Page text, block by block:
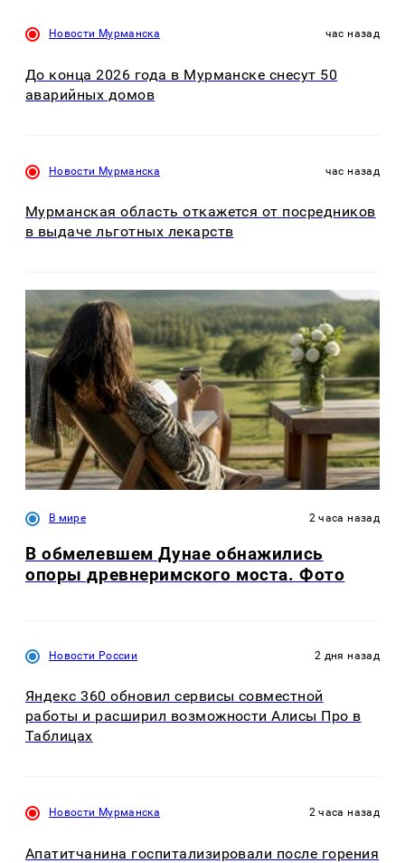
Новости Мурманска час назад
До конца 2026 года в Мурманске снесут 50
аварийных домов
Новости Мурманска час назад
Мурманская область откажется от посредников
в выдаче льготных лекарств
В мире 2 часа назад
В обмелевшем Дунае обнажились
опоры древнеримского моста. Фото
Новости России 2 дня назад
Яндекс 360 обновил сервисы совместной
работы и расширил возможности Алисы Про в
Таблицах
Новости Мурманска 2 часа назад
Апатитчанина госпитализировали после горения